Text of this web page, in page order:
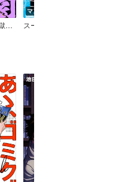
超学園血風録～風紀地獄変～
マンガ｜巻
スーパー不向きくん